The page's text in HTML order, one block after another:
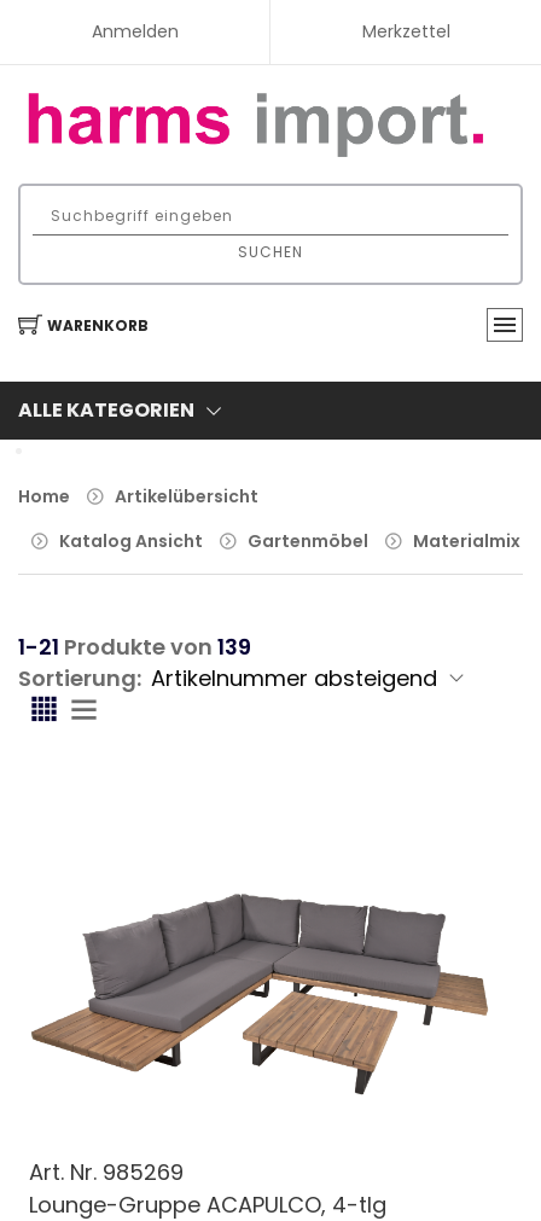
Anmelden Merkzettel
SUCHEN
WARENKORB
ALLE KATEGORIEN
Home
Artikelübersicht
Katalog Ansicht
Gartenmöbel Materialmix
1-21 Produkte von 139
Sortierung:
Art. Nr. 985269
Lounge-Gruppe ACAPULCO, 4-tlg